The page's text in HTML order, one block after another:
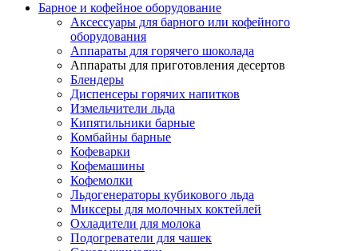
Барное и кофейное оборудование
Аксессуары для барного или кофейного
оборудования
Аппараты для горячего шоколада
Аппараты для приготовления десертов
Блендеры
Диспенсеры горячих напитков
Измельчители льда
Кипятильники барные
Комбайны барные
Кофеварки
Кофемашины
Кофемолки
Льдогенераторы кубикового льда
Миксеры для молочных коктейлей
Охладители для молока
Подогреватели для чашек